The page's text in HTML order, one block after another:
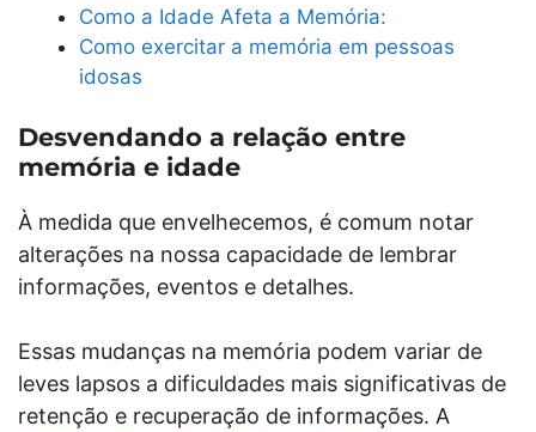
Como a Idade Afeta a Memória:
Como exercitar a memória em pessoas
idosas
Desvendando a relação entre
memória e idade
À medida que envelhecemos, é comum notar
alterações na nossa capacidade de lembrar
informações, eventos e detalhes.
Essas mudanças na memória podem variar de
leves lapsos a dificuldades mais significativas de
retenção e recuperação de informações. A